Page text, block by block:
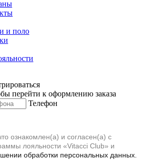
и поло
перейти к оформлению заказа
Телефон
ознакомлен(а) и согласен(а) с
лояльности «Vitacci Club» и
обработки персональных данных.